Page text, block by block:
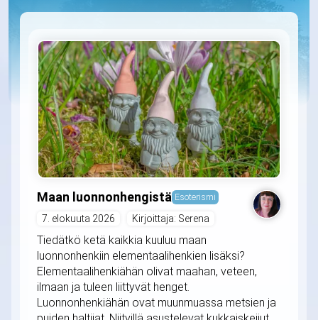
Maan luonnonhengistä Esoterismi
7. elokuuta 2026 Kirjoittaja: Serena
Tiedätkö ketä kaikkia kuuluu maan
luonnonhenkiin elementaalihenkien lisäksi?
Elementaalihenkiähän olivat maahan, veteen,
ilmaan ja tuleen liittyvät henget.
Luonnonhenkiähän ovat muunmuassa metsien ja